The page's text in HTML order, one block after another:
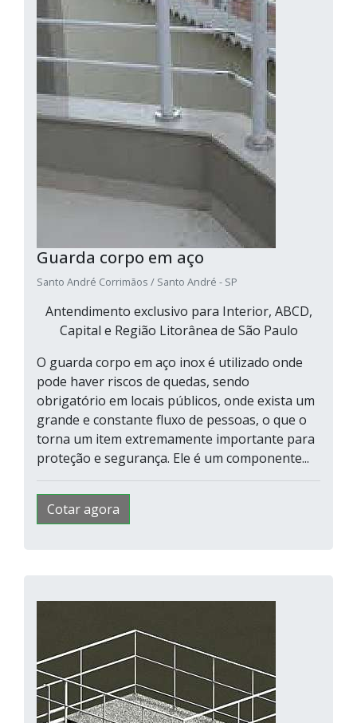
Guarda corpo em aço
Santo André Corrimãos / Santo André - SP
Antendimento exclusivo para Interior, ABCD,
Capital e Região Litorânea de São Paulo
O guarda corpo em aço inox é utilizado onde
pode haver riscos de quedas, sendo
obrigatório em locais públicos, onde exista um
grande e constante fluxo de pessoas, o que o
torna um item extremamente importante para
proteção e segurança. Ele é um componente...
Cotar agora